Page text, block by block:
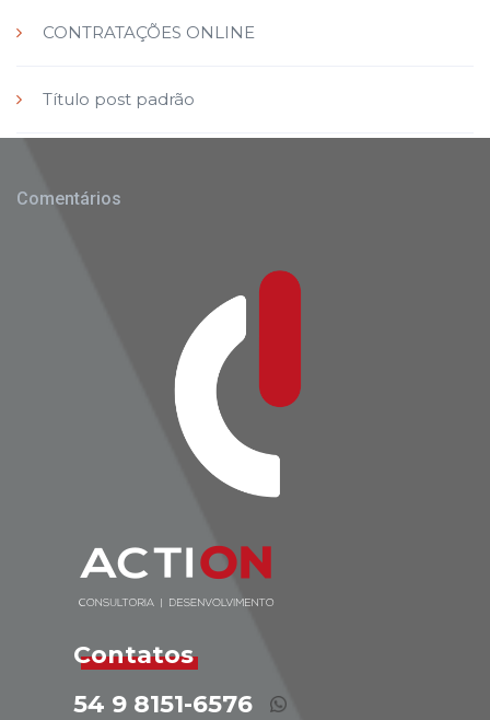
CONTRATAÇÕES ONLINE
Título post padrão
Comentários
Contatos
54 9 8151-6576